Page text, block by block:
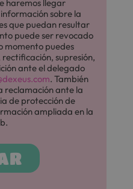
haremos llegar
sobre la
que puedan resultar
puede ser revocado
momento puedes
rectificación, supresión,
ante el delegado
. También
reclamación ante la
de protección de
ampliada en la